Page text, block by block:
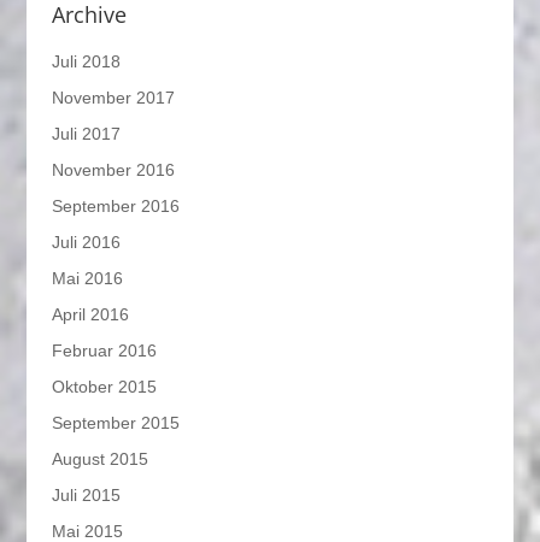
Archive
Juli 2018
November 2017
Juli 2017
November 2016
September 2016
Juli 2016
Mai 2016
April 2016
Februar 2016
Oktober 2015
September 2015
August 2015
Juli 2015
Mai 2015